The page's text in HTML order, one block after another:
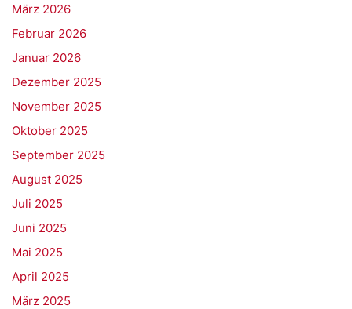
März 2026
Februar 2026
Januar 2026
Dezember 2025
November 2025
Oktober 2025
September 2025
August 2025
Juli 2025
Juni 2025
Mai 2025
April 2025
März 2025